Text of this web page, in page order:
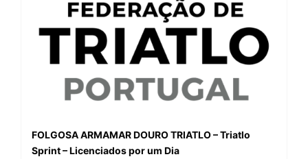
FOLGOSA ARMAMAR DOURO TRIATLO – Triatlo
Sprint – Licenciados por um Dia